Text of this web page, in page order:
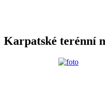
Karpatské terénní